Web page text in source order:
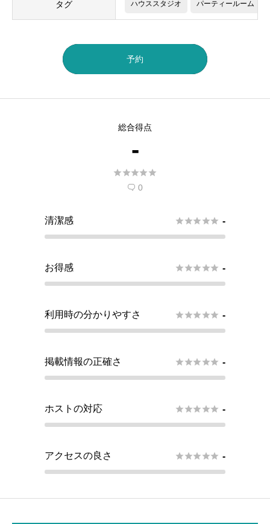
タグ ハウススタジオ パーティールーム
予約
総合得点
-

 0
清潔感  -
お得感  -
利用時の分かりやすさ  -
掲載情報の正確さ  -
ホストの対応  -
アクセスの良さ  -